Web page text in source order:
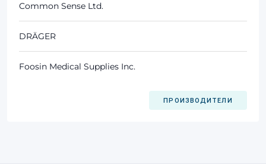
Common Sense Ltd.
DRÄGER
Foosin Medical Supplies Inc.
ПРОИЗВОДИТЕЛИ